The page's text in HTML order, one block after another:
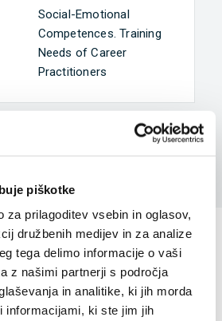
piškotke
za prilagoditev vsebin in oglasov,
družbenih medijev in za analize
tega delimo informacije o vaši
z našimi partnerji s področja
in analitike, ki jih morda
informacijami, ki ste jim jih
Social-Emotional
Competences. Training
Needs of Career
Practitioners
VSA GRADIVA